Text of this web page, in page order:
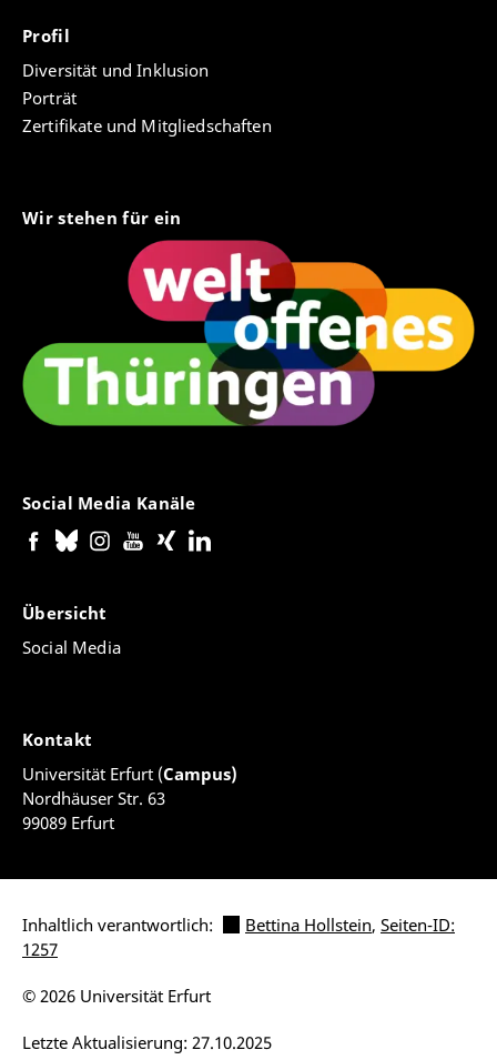
Profil
Diversität und Inklusion
Porträt
Zertifikate und Mitgliedschaften
Wir stehen für ein
Social Media Kanäle
Übersicht
Social Media
Kontakt
Universität Erfurt (Campus)
Nordhäuser Str. 63
99089 Erfurt
Inhaltlich verantwortlich: Bettina Hollstein, Seiten-ID:
1257
Letzte Aktualisierung: 27.10.2025
© 2026 Universität Erfurt